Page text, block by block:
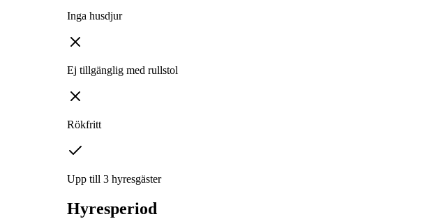
Inga husdjur
Ej tillgänglig med rullstol
Rökfritt
Upp till 3 hyresgäster
Hyresperiod